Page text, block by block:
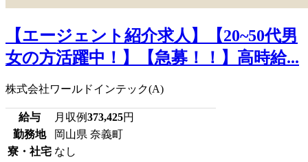
【エージェント紹介求人】【20~50代男
女の方活躍中！】【急募！！】高時給...
株式会社ワールドインテック(A)
給与 月収例373,425円
勤務地
岡山県 奈義町
寮・社宅 なし